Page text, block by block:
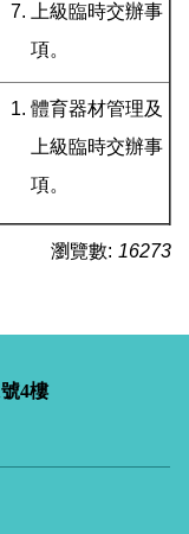
上級臨時交辦事
項。
體育器材管理及
上級臨時交辦事
項。
瀏覽數: 16273
號4樓